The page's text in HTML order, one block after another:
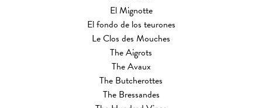
El Mignotte
El fondo de los teurones
Le Clos des Mouches
The Aigrots
The Avaux
The Butcherottes
The Bressandes